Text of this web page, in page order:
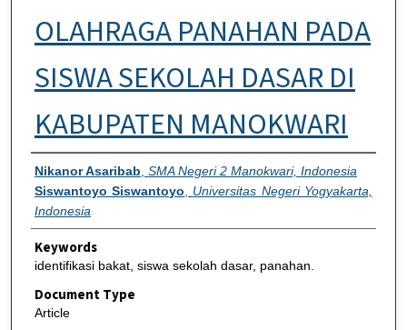
OLAHRAGA PANAHAN PADA
SISWA SEKOLAH DASAR DI
KABUPATEN MANOKWARI
Authors
Nikanor Asaribab SMA Negeri 2 Manokwari, Indonesia
Siswantoyo Siswantoyo
Universitas Negeri Yogyakarta,
Indonesia
Keywords
identifikasi bakat, siswa sekolah dasar, panahan.
Document Type
Article